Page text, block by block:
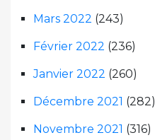
Mars 2022 (243)
Février 2022 (236)
Janvier 2022 (260)
Décembre 2021 (282)
Novembre 2021 (316)